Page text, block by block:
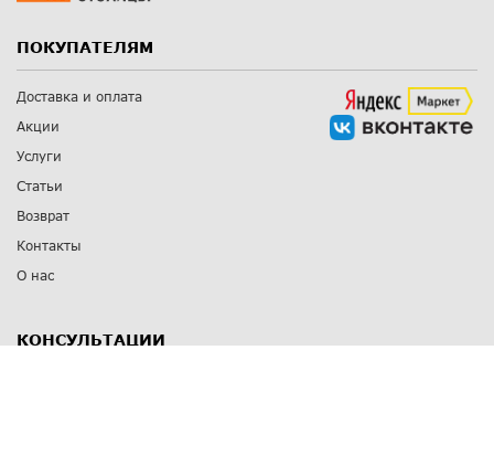
ПОКУПАТЕЛЯМ
Доставка и оплата
Акции
Услуги
Статьи
Возврат
Контакты
О нас
КОНСУЛЬТАЦИИ